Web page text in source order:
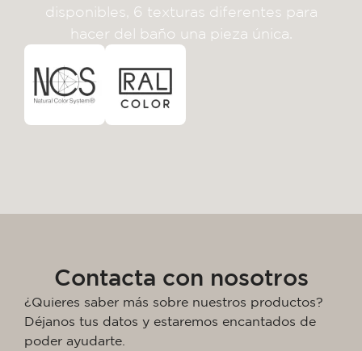
disponibles, 6 texturas diferentes para
hacer del baño una pieza única.
Contacta con nosotros
¿Quieres saber más sobre nuestros productos?
Déjanos tus datos y estaremos encantados de
poder ayudarte.